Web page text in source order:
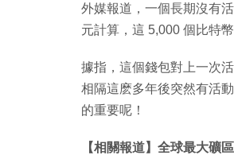
外媒報道，一個長期沒有
元計算，這 5,000 個比特
據指，這個錢包對上一次
相隔這麽多年後突然有活
的重要呢！
【相關報道】全球最大礦